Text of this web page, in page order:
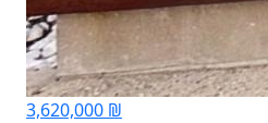
3,620,000 ₪